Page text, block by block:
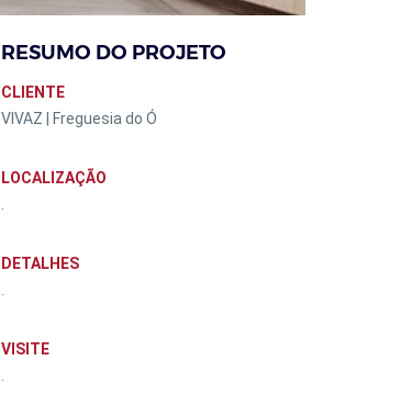
RESUMO DO PROJETO
CLIENTE
VIVAZ | Freguesia do Ó
LOCALIZAÇÃO
DETALHES
VISITE